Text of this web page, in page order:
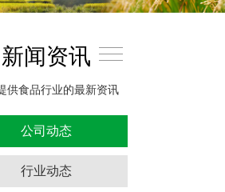
新闻资讯
供食品行业的最新资讯
公司动态
行业动态